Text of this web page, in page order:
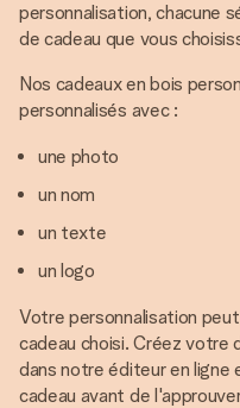
personnalisation, chacune
de cadeau que vous
Nos cadeaux en bois
personnalisés avec :
une photo
un nom
un texte
un logo
Votre personnalisation
cadeau choisi. Créez votre
dans notre éditeur en
cadeau avant de